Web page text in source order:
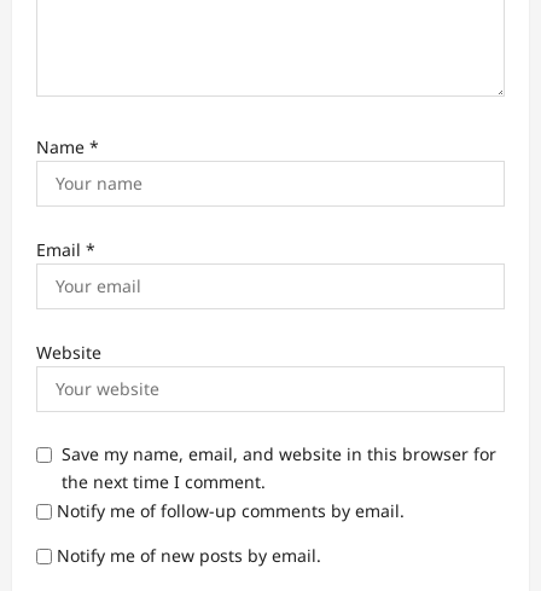
Name *
Email *
Website
Save my name, email, and website in this browser for
the next time I comment.
Notify me of follow-up comments by email.
Notify me of new posts by email.